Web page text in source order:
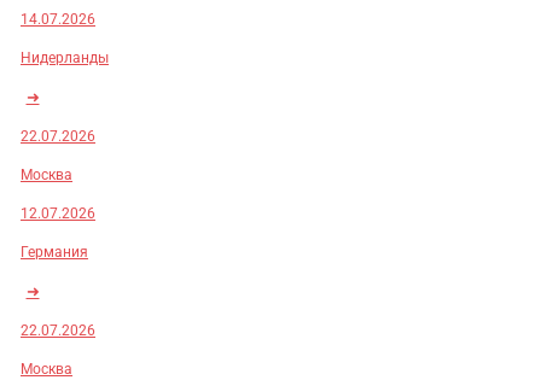
14.07.2026
Нидерланды
➜
22.07.2026
Москва
12.07.2026
Германия
➜
22.07.2026
Москва